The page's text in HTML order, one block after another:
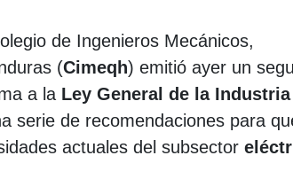
de Ingenieros Mecánicos,
(Cimeqh) emitió ayer un
a la Ley General de la Industria
serie de recomendaciones para
actuales del subsector